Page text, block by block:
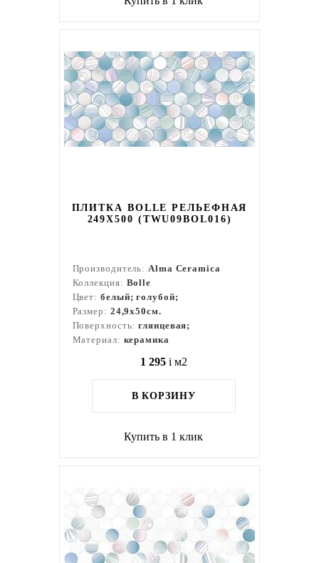
ПЛИТКА BOLLE РЕЛЬЕФНАЯ
249X500 (TWU09BOL016)
Производитель:Alma Ceramica
Коллекция: Bolle
Цвет: белый; голубой;
Размер: 24,9x50см.
Поверхность:глянцевая;
Материал: керамика
1 295 i м2
В КОРЗИНУ
Купить в 1 клик